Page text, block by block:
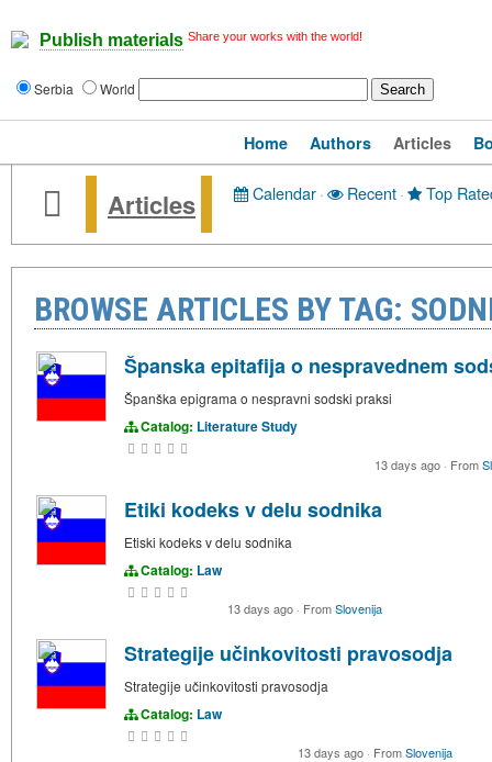
Publish materials Share your works with the world!
Serbia World
Home Authors Articles
Articles Calendar· Recent· Top
BROWSE ARTICLES BY TAG:
Španska epitafija o nespravednem
Španška epigrama o nespravni sodski praksi
Catalog: Literature Study
13 days ago · From
Etiki kodeks v delu sodnika
Etiski kodeks v delu sodnika
Catalog: Law
13 days ago · FromSlovenija
Strategije učinkovitosti pravosodja
Strategije učinkovitosti pravosodja
Catalog: Law
13 days ago · FromSlovenija